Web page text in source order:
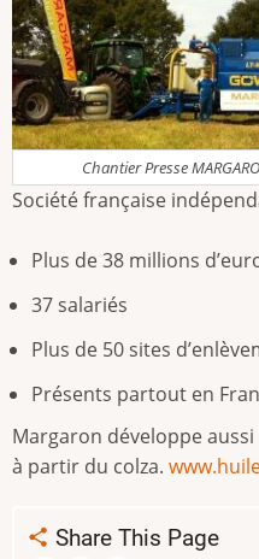
Chantier Presse
Société française
Plus de 38 millions
37 salariés
Plus de 50 sites
Présents partout en
Margaron développe
à partir du colza.
Share This Page